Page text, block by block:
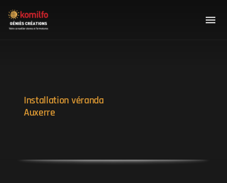
Installation véranda
Auxerre